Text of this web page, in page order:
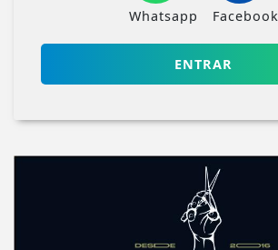
Whatsapp Facebook
ENTRAR